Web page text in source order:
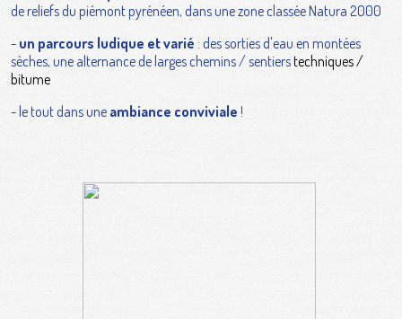
de reliefs du piémont pyrénéen, dans une zone classée Natura 2000
- un parcours ludique et varié : des sorties d'eau en montées
sèches, une alternance de larges chemins / sentierstechniques /
bitume
- le tout dans une ambiance conviviale !